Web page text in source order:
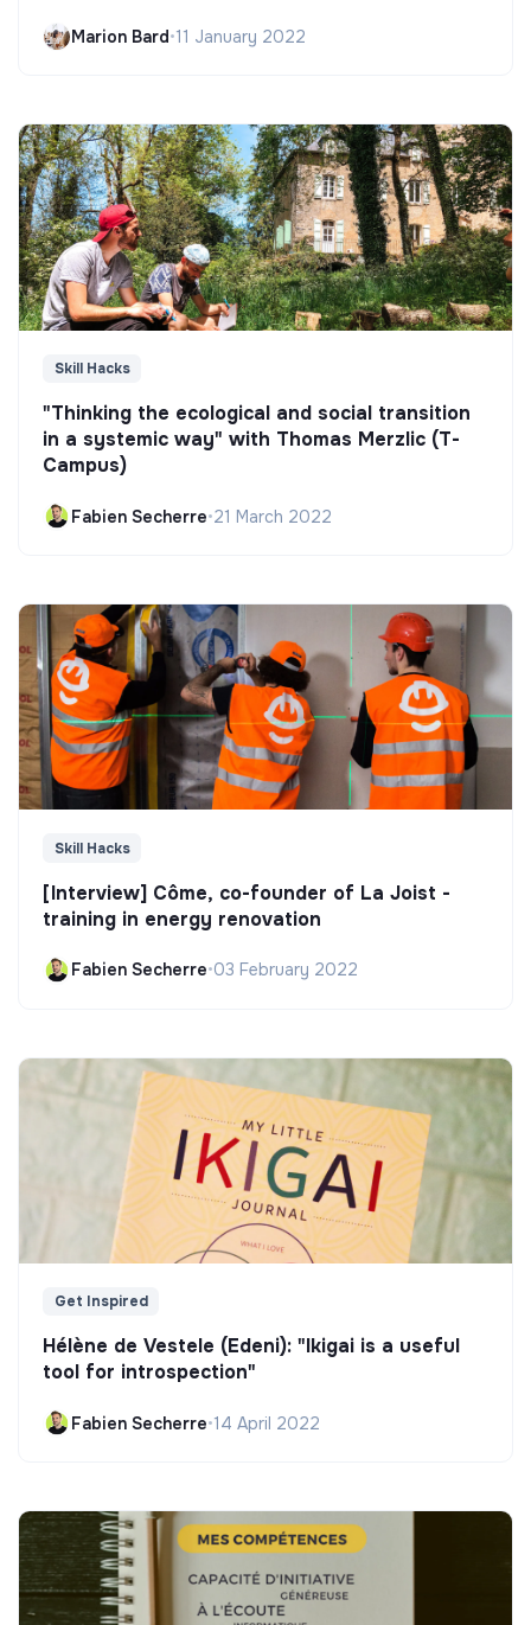
Marion Bard•11 January 2022
Skill Hacks
"Thinking the ecological and social transition
in a systemic way" with Thomas Merzlic (T-
Campus)
Fabien Secherre•21 March 2022
Skill Hacks
[Interview] Côme, co-founder of La Joist -
training in energy renovation
Fabien Secherre•03 February 2022
Get Inspired
Hélène de Vestele (Edeni): "Ikigai is a useful
tool for introspection"
Fabien Secherre•14 April 2022